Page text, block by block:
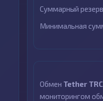
Суммарный
Минимальная
Обмен Tether
мониторингом